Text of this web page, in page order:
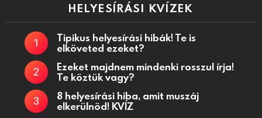
HELYESÍRÁSI KVÍZEK
Tipikus helyesírási hibák! Te is
elköveted ezeket?
Ezeket majdnem mindenki rosszul írja!
Te köztük vagy?
8 helyesírási hiba, amit muszáj
elkerülnöd! KVÍZ